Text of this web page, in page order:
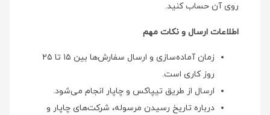
روی آن حساب کنید.
اطلاعات ارسال و نکات مهم
زمان آماده‌سازی و ارسال سفارش‌ها بین ۱۵ تا ۲۵
روز کاری است.
ارسال از طریق تیپاکس و چاپار انجام می‌شود.
درباره تاریخ رسیدن مرسوله، شرکت‌های چاپار و